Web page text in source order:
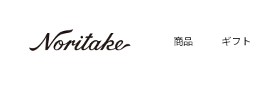
商品 ギフト